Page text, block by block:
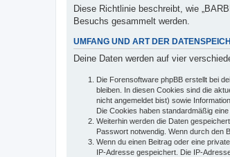
Diese Richtlinie beschreibt, wie
Besuchs gesammelt werden.
UMFANG UND ART DER
Deine Daten werden auf vier
Die Forensoftware phpBB erstellt bei
bleiben. In diesen Cookies sind die
nicht angemeldet bist) sowie
Die Cookies haben standardmäßig
Weiterhin werden die Daten
Passwort notwendig. Wenn durch den
Wenn du einen Beitrag oder eine
IP-Adresse gespeichert. Die IP-